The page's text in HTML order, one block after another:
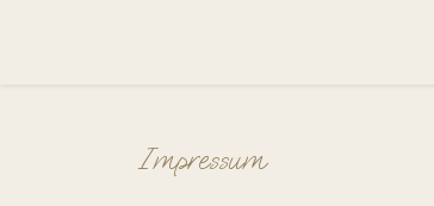
Impressum